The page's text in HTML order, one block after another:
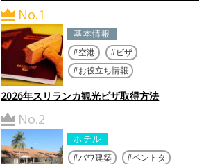
No.1
基本情報
空港
ビザ
お役立ち情報
2026年スリランカ観光ビザ取得方法
No.2
ホテル
バワ建築
ベントタ